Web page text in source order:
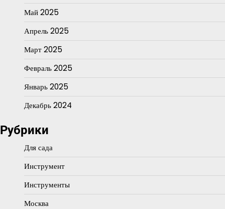
Май 2025
Апрель 2025
Март 2025
Февраль 2025
Январь 2025
Декабрь 2024
Рубрики
Для сада
Инструмент
Инструменты
Москва